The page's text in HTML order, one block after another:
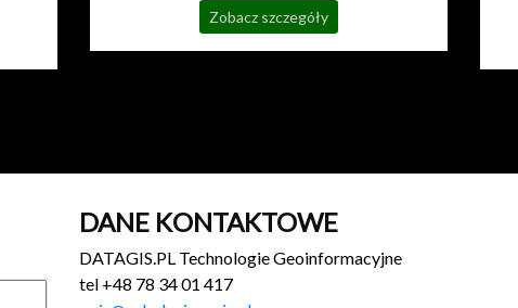
Zobacz szczegóły
DANE KONTAKTOWE
DATAGIS.PL Technologie Geoinformacyjne
tel +48 78 34 01 417